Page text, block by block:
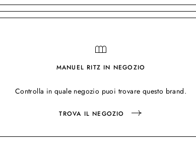
MANUEL RITZ IN NEGOZIO
Controlla in quale negozio puoi trovare questo brand.
TROVA IL NEGOZIO